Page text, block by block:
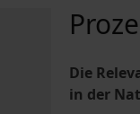
Die
in der